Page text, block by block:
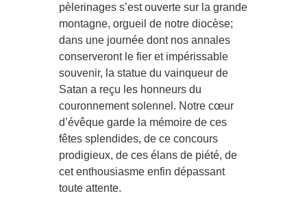
pèlerinages s’est ouverte sur la grande
montagne, orgueil de notre diocèse;
dans une journée dont nos annales
conserveront le fier et impérissable
souvenir, la statue du vainqueur de
Satan a reçu les honneurs du
couronnement solennel. Notre cœur
d’évêque garde la mémoire de ces
fêtes splendides, de ce concours
prodigieux, de ces élans de piété, de
cet enthousiasme enfin dépassant
toute attente.